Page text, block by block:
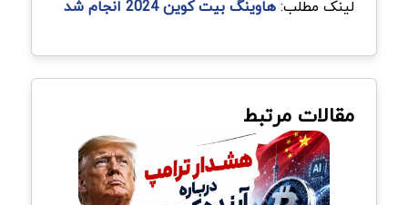
لینک مطلب:هاوینگ بیت کوین 2024 انجام شد
مقالات مرتبط